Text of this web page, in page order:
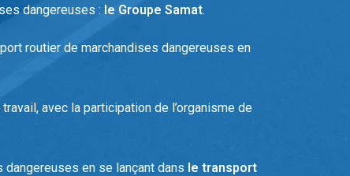
dangereuses : le Groupe Samat.
routier de marchandises dangereuses en
avec la participation de l’organisme de
en se lançant dans le transport